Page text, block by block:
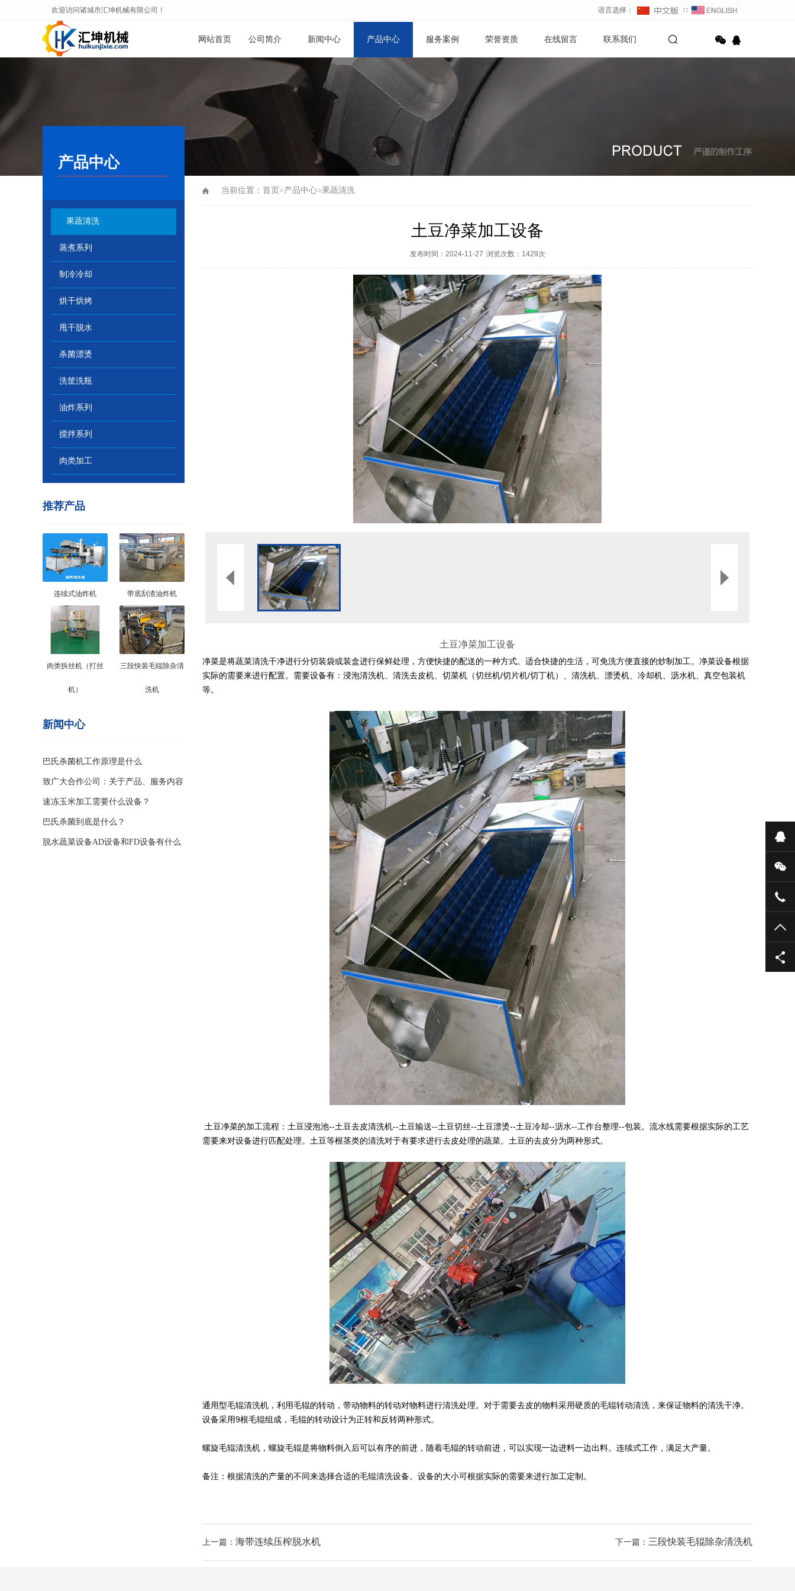
欢迎访问诸城市汇坤机械有限公司！ 语言选择： ∷
网站首页 公司简介 新闻中心 产品中心 服务案例 荣誉资质 在线留言 联系我们
产品中心
果蔬清洗
蒸煮系列
制冷冷却
烘干烘烤
甩干脱水
杀菌漂烫
洗筐洗瓶
油炸系列
搅拌系列
肉类加工
推荐产品
连续式油炸机 带底刮渣油炸机
肉类拆丝机（打丝
机）
三段快装毛辊除杂清
洗机
新闻中心
巴氏杀菌机工作原理是什么
致广大合作公司：关于产品、服务内容
的重要说明公告
速冻玉米加工需要什么设备？
巴氏杀菌到底是什么？
脱水蔬菜设备AD设备和FD设备有什么
当前位置： 首页 >产品中心>果蔬清洗
土豆净菜加工设备
发布时间：2024-11-27 浏览次数： 1429次
土豆净菜加工设备
净菜是将蔬菜清洗干净进行分切装袋或装盒进行保鲜处理，方便快捷的配送的一种方式。适合快捷的生活，可免洗方便直接的炒制加工。净菜设备根据
实际的需要来进行配置。需要设备有：浸泡清洗机、清洗去皮机、切菜机（切丝机/切片机/切丁机）、清洗机、漂烫机、冷却机、沥水机、真空包装机
等。
土豆净菜的加工流程：土豆浸泡池--土豆去皮清洗机--土豆输送--土豆切丝--土豆漂烫--土豆冷却--沥水--工作台整理--包装。流水线需要根据实际的工艺
需要来对设备进行匹配处理。 土豆等根茎类的清洗对于有要求进行去皮处理的蔬菜。土豆的去皮分为两种形式。
通用型毛辊清洗机，利用毛辊的转动，带动物料的转动对物料进行清洗处理。对于需要去皮的物料采用硬质的毛辊转动清洗，来保证物料的清洗干净。
设备采用9根毛辊组成，毛辊的转动设计为正转和反转两种形式。
螺旋毛辊清洗机，螺旋毛辊是将物料倒入后可以有序的前进，随着毛辊的转动前进，可以实现一边进料一边出料。连续式工作，满足大产量。
备注：根据清洗的产量的不同来选择合适的毛辊清洗设备。设备的大小可根据实际的需要来进行加工定制。
上一篇： 海带连续压榨脱水机 下一篇： 三段快装毛辊除杂清洗机
在
微